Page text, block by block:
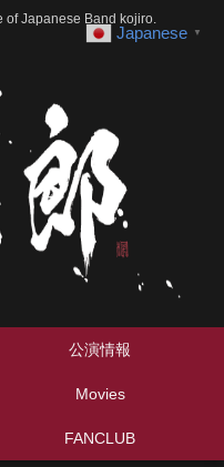
of Japanese Band kojiro.
公演情報
Movies
FANCLUB
Japanese ▼